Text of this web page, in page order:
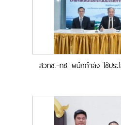
สวทช.–ทช. ผนึกกำลัง ใช้ประ